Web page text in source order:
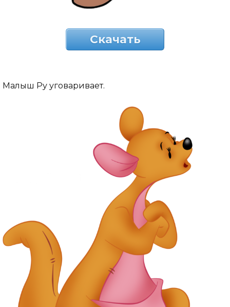
Скачать
Малыш Ру уговаривает.